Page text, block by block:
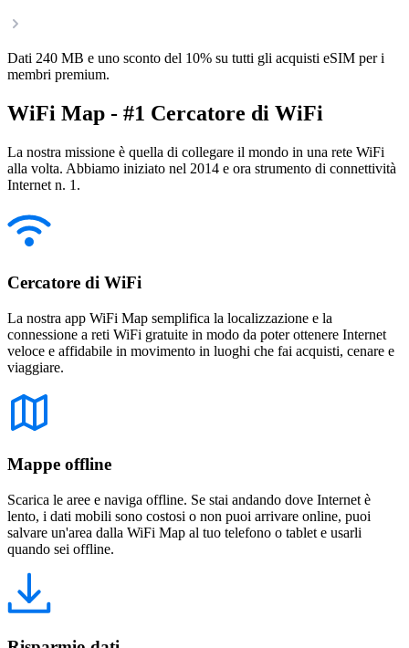
Dati 240 MB e uno sconto del 10% su tutti gli acquisti eSIM per i
membri premium.
WiFi Map - #1 Cercatore di WiFi
La nostra missione è quella di collegare il mondo in una rete WiFi
alla volta. Abbiamo iniziato nel 2014 e ora strumento di connettività
Internet n. 1.
Cercatore di WiFi
La nostra app WiFi Map semplifica la localizzazione e la
connessione a reti WiFi gratuite in modo da poter ottenere Internet
veloce e affidabile in movimento in luoghi che fai acquisti, cenare e
viaggiare.
Mappe offline
Scarica le aree e naviga offline. Se stai andando dove Internet è
lento, i dati mobili sono costosi o non puoi arrivare online, puoi
salvare un'area dalla WiFi Map al tuo telefono o tablet e usarli
quando sei offline.